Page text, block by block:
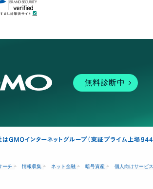
無料診断中
ーチ 情報収集 ネット金融 暗号資産 個人向けサービス